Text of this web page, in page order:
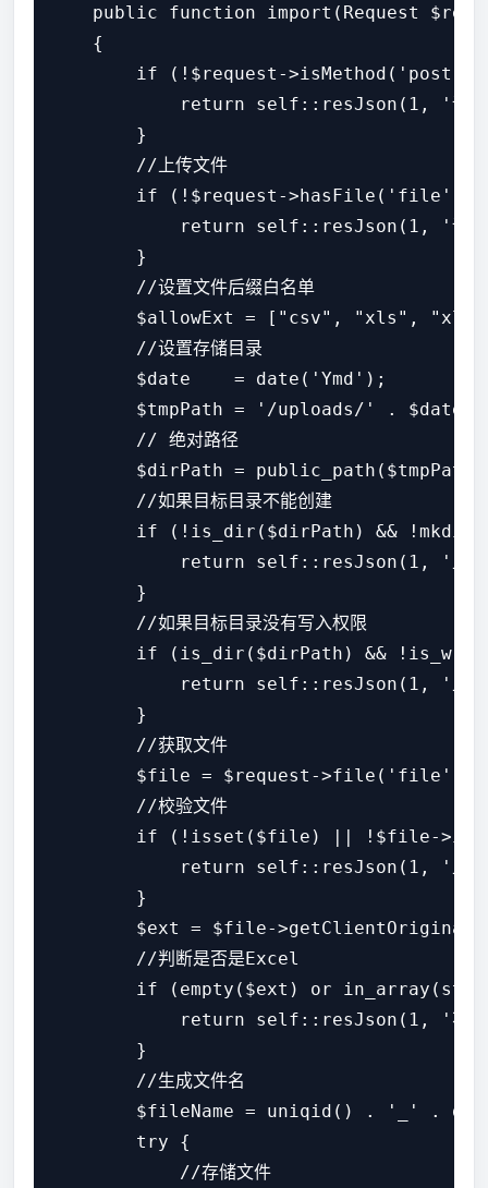
public function import(Request
    {
if (!$request-
return self::resJson(1, '请求
        }
        //上传文件
if (!$request->hasFile('file'))
return self::resJson(1, '请上
        }
        //设置文件后缀白名单
$allowExt = ["csv", "xls",
        //设置存储目录
        $date    = date('Ymd');
        $tmpPath = '/uploads/' . $date;
        // 绝对路径
$dirPath =
        //如果目标目录不能创建
if (!is_dir($dirPath) &&
return self::resJson(1, '上传
        }
        //如果目标目录没有写入权限
if (is_dir($dirPath) &&
return self::resJson(1, '上传
        }
        //获取文件
        $file = $request->file('file');
        //校验文件
if (!isset($file) || !$file-
return self::resJson(1, '上传
        }
$ext = $file-
        //判断是否是Excel
if (empty($ext) or
return self::resJson(1, '不允
        }
        //生成文件名
$fileName = uniqid() . '_' .
        try {
            //存储文件